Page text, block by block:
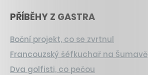
PŘÍBĚHY Z GASTRA
Boční projekt, co se zvrtnul
Francouzský šéfkuchař na Šumavě
Dva golfisti, co pečou